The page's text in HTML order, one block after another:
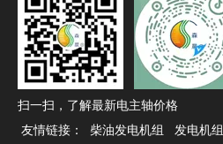
扫一扫，了解最新电主轴价格
友情链接：
柴油发电机组 发电机组